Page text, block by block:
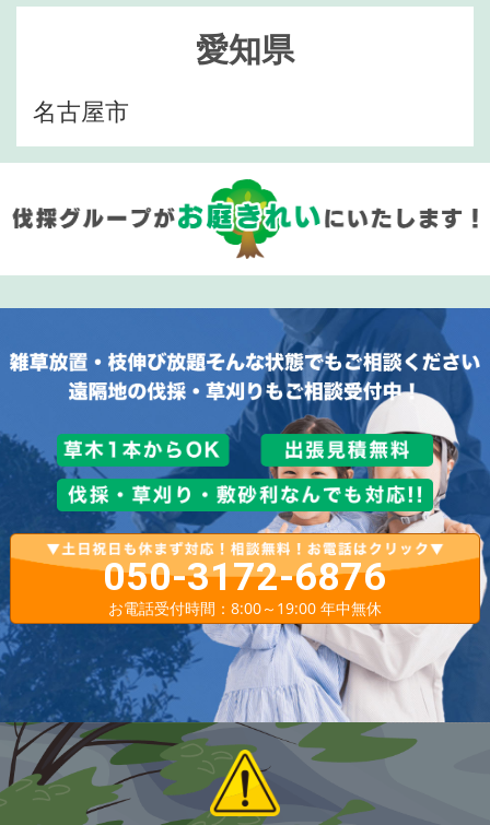
愛知県
名古屋市
050-3172-6876
お電話受付時間：8:00～19:00 年中無休